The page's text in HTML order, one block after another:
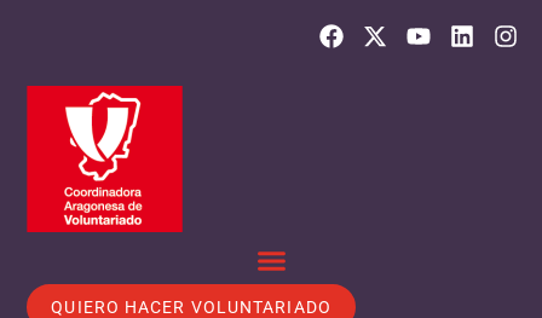
QUIERO HACER VOLUNTARIADO